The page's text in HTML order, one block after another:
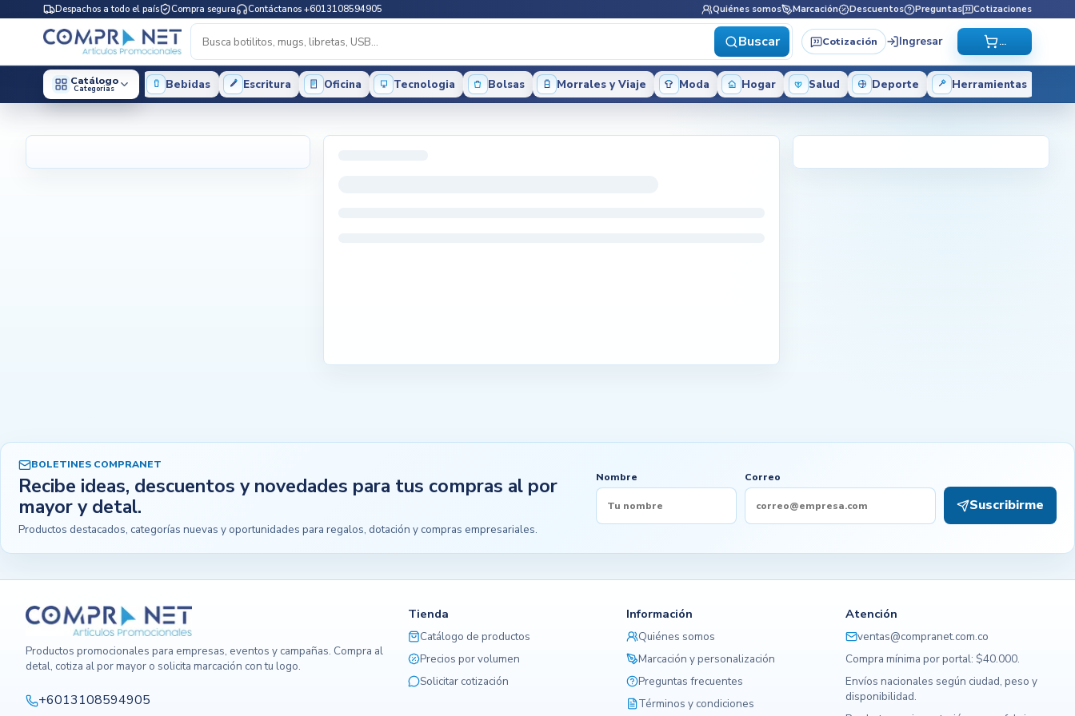
Despachos a todo el país Compra segura Contáctanos +6013108594905 Quiénes somos Marcación Descuentos Preguntas Cotizaciones
Buscar Cotización Ingresar ...
Catálogo
Categorias Bebidas Escritura Oficina Tecnologia Bolsas Morrales y Viaje Moda Hogar Salud Deporte Herramientas
BOLETINES COMPRANET
Recibe ideas, descuentos y novedades para tus compras al por
mayor y detal.
Productos destacados, categorías nuevas y oportunidades para regalos, dotación y compras empresariales.
Nombre Correo
Suscribirme
Productos promocionales para empresas, eventos y campañas. Compra al
detal, cotiza al por mayor o solicita marcación con tu logo.
+6013108594905
Tienda
Catálogo de productos
Precios por volumen
Solicitar cotización
Información
Quiénes somos
Marcación y personalización
Preguntas frecuentes
Términos y condiciones
Atención
ventas@compranet.com.co
Compra mínima por portal: $40.000.
Envíos nacionales según ciudad, peso y
disponibilidad.